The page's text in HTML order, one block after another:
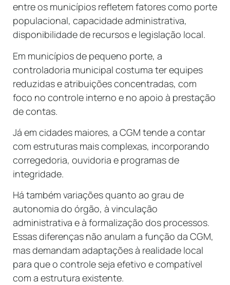
entre os municípios refletem fatores como porte
populacional, capacidade administrativa,
disponibilidade de recursos e legislação local.
Em municípios de pequeno porte, a
controladoria municipal costuma ter equipes
reduzidas e atribuições concentradas, com
foco no controle interno e no apoio à prestação
de contas.
Já em cidades maiores, a CGM tende a contar
com estruturas mais complexas, incorporando
corregedoria, ouvidoria e programas de
integridade.
Há também variações quanto ao grau de
autonomia do órgão, à vinculação
administrativa e à formalização dos processos.
Essas diferenças não anulam a função da CGM,
mas demandam adaptações à realidade local
para que o controle seja efetivo e compatível
com a estrutura existente.